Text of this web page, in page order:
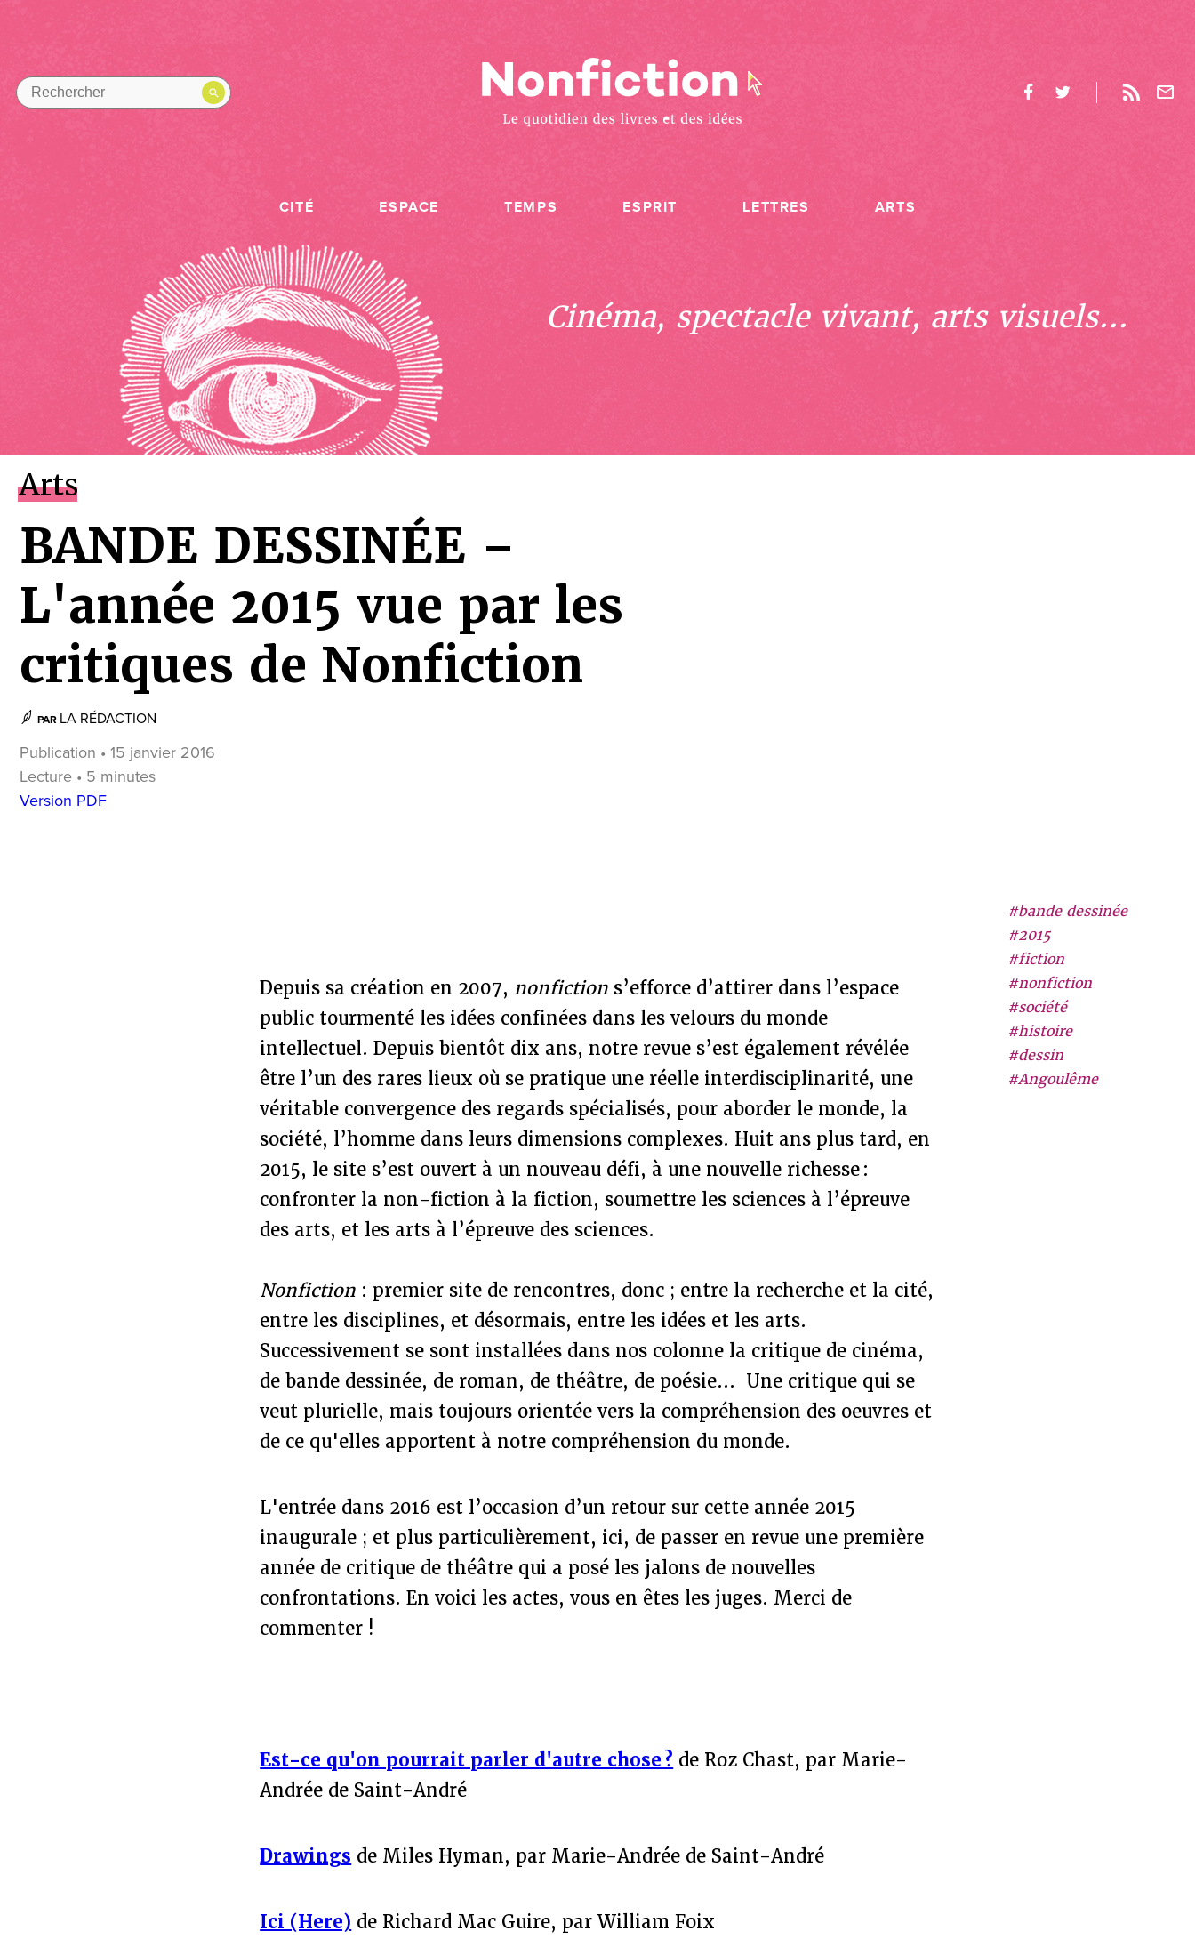
CITÉ ESPACE TEMPS ESPRIT LETTRES ARTS
Cinéma, spectacle vivant, arts visuels...
Arts
BANDE DESSINÉE –
L'année 2015 vue par les
critiques de Nonfiction
PAR LA RÉDACTION
Publication • 15 janvier 2016
Lecture • 5 minutes
Version PDF
#bande dessinée
#2015
#fiction
#nonfiction
#société
#histoire
#dessin
#Angoulême
Depuis sa création en 2007, nonfiction s’efforce d’attirer dans l’espace
public tourmenté les idées confinées dans les velours du monde
intellectuel. Depuis bientôt dix ans, notre revue s’est également révélée
être l’un des rares lieux où se pratique une réelle interdisciplinarité, une
véritable convergence des regards spécialisés, pour aborder le monde, la
société, l’homme dans leurs dimensions complexes. Huit ans plus tard, en
2015, le site s’est ouvert à un nouveau défi, à une nouvelle richesse :
confronter la non-fiction à la fiction, soumettre les sciences à l’épreuve
des arts, et les arts à l’épreuve des sciences.
Nonfiction : premier site de rencontres, donc ; entre la recherche et la cité,
entre les disciplines, et désormais, entre les idées et les arts.
Successivement se sont installées dans nos colonne la critique de cinéma,
de bande dessinée, de roman, de théâtre, de poésie... Une critique qui se
veut plurielle, mais toujours orientée vers la compréhension des oeuvres et
de ce qu'elles apportent à notre compréhension du monde.
L'entrée dans 2016 est l’occasion d’un retour sur cette année 2015
inaugurale ; et plus particulièrement, ici, de passer en revue une première
année de critique de théâtre qui a posé les jalons de nouvelles
confrontations. En voici les actes, vous en êtes les juges. Merci de
commenter !
Est-ce qu'on pourrait parler d'autre chose ? de Roz Chast, par Marie-
Andrée de Saint-André
Drawings de Miles Hyman, par Marie-Andrée de Saint-André
Ici (Here) de Richard Mac Guire, par William Foix